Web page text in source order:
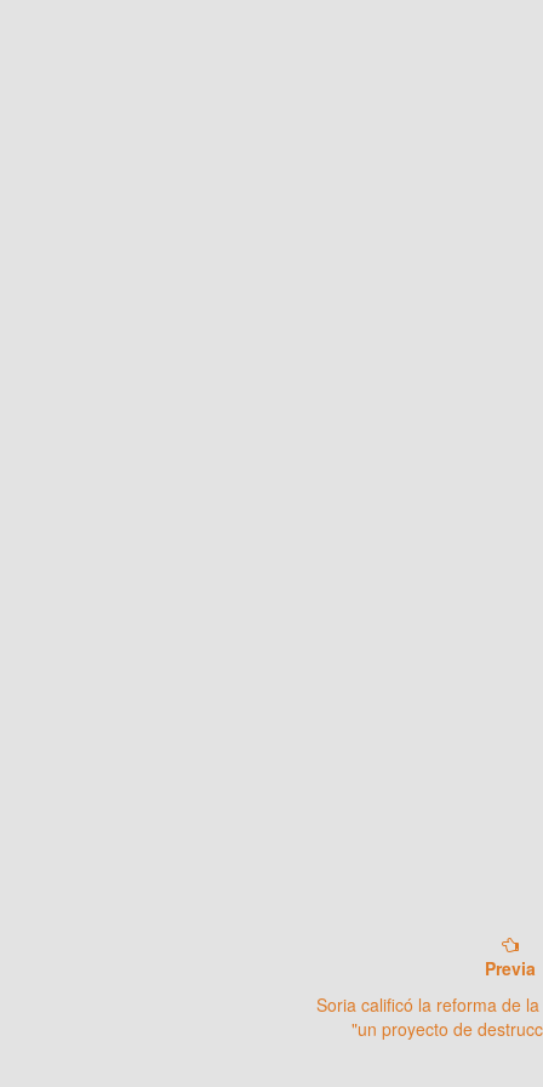
Previa
Soria calificó la reforma de
"un proyecto de